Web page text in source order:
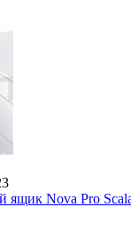
Nova Pro